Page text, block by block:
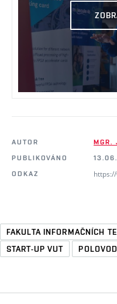
AUTOR
MGR.
PUBLIKOVÁNO
ODKAZ
FAKULTA INFORMAČNÍCH
START-UP VUT